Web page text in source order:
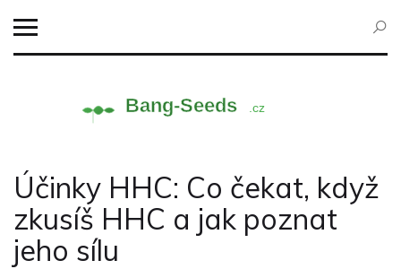
Účinky HHC: Co čekat, když
zkusíš HHC a jak poznat
jeho sílu